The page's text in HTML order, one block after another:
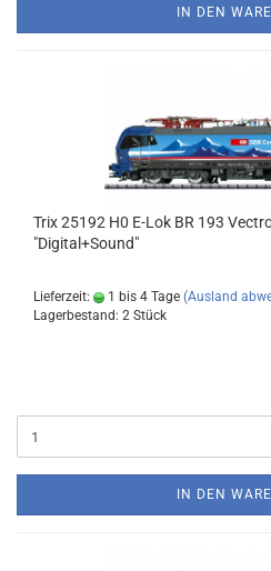
IN DEN
Trix 25192 H0 E-Lok BR 193
"Digital+Sound"
Lieferzeit: 1 bis 4 Tage (Ausland
Lagerbestand: 2 Stück
IN DEN